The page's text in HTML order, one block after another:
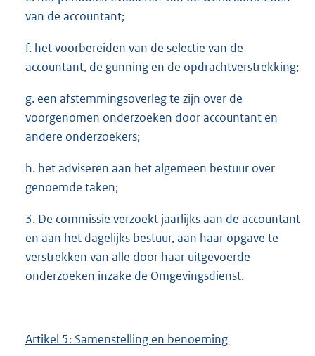
van de accountant;
f. het voorbereiden van de selectie van de
accountant, de gunning en de opdrachtverstrekking;
g. een afstemmingsoverleg te zijn over de
voorgenomen onderzoeken door accountant en
andere onderzoekers;
h. het adviseren aan het algemeen bestuur over
genoemde taken;
3. De commissie verzoekt jaarlijks aan de accountant
en aan het dagelijks bestuur, aan haar opgave te
verstrekken van alle door haar uitgevoerde
onderzoeken inzake de Omgevingsdienst.
Artikel 5: Samenstelling en benoeming